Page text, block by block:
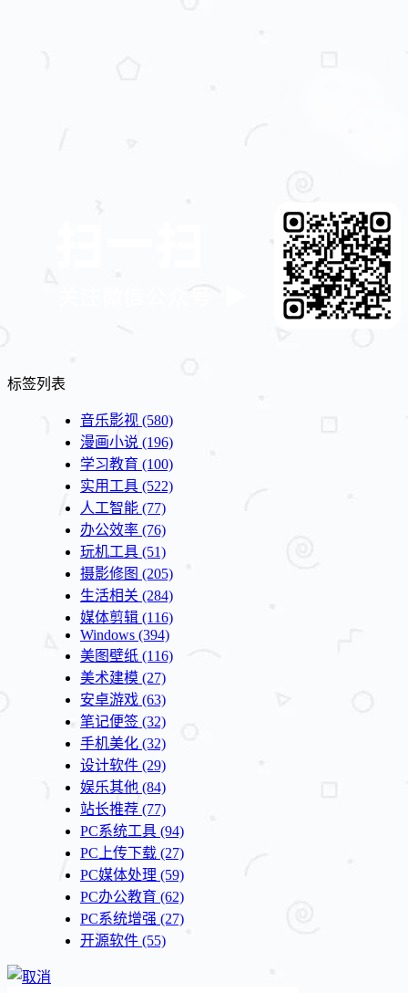
标签列表
音乐影视 (580)
漫画小说 (196)
学习教育 (100)
实用工具 (522)
人工智能 (77)
办公效率 (76)
玩机工具 (51)
摄影修图 (205)
生活相关 (284)
媒体剪辑 (116)
Windows (394)
美图壁纸 (116)
美术建模 (27)
安卓游戏 (63)
笔记便签 (32)
手机美化 (32)
设计软件 (29)
娱乐其他 (84)
站长推荐 (77)
PC系统工具 (94)
PC上传下载 (27)
PC媒体处理 (59)
PC办公教育 (62)
PC系统增强 (27)
开源软件 (55)